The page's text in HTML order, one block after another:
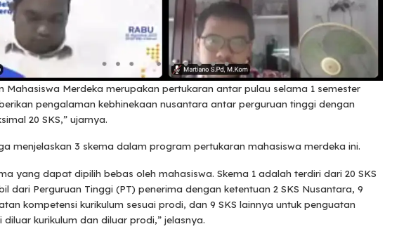
Mahasiswa Merdeka merupakan pertukaran antar pulau selama 1 semester
pengalaman kebhinekaan nusantara antar perguruan tinggi dengan
20 SKS,” ujarnya.
menjelaskan 3 skema dalam program pertukaran mahasiswa merdeka ini.
yang dapat dipilih bebas oleh mahasiswa. Skema 1 adalah terdiri dari 20 SKS
dari Perguruan Tinggi (PT) penerima dengan ketentuan 2 SKS Nusantara, 9
kompetensi kurikulum sesuai prodi, dan 9 SKS lainnya untuk penguatan
diluar kurikulum dan diluar prodi,” jelasnya.